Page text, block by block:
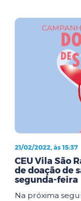
21/02/2022, às 15:37
CEU Vila São
de doação de
segunda-feira
Na próxima